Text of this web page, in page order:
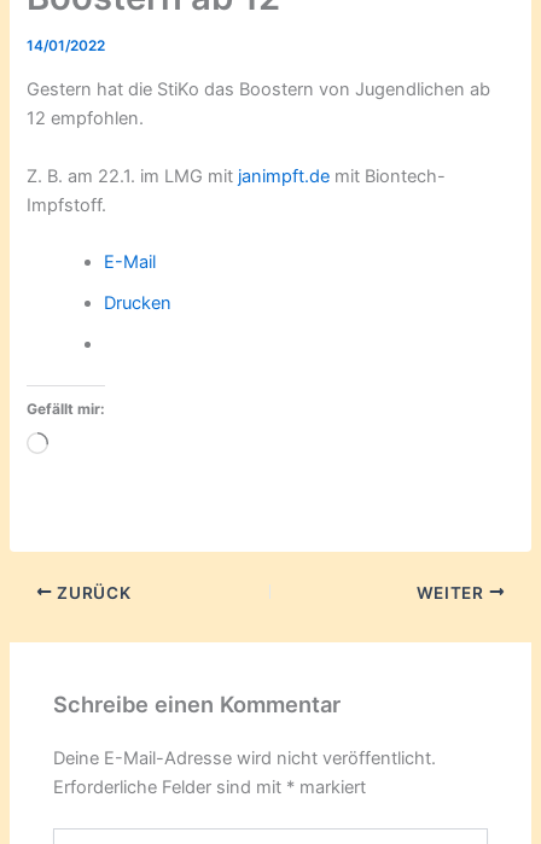
14/01/2022
Gestern hat die StiKo das Boostern von Jugendlichen ab
12 empfohlen.
Z. B. am 22.1. im LMG mit janimpft.de mit Biontech-
Impfstoff.
E-Mail
Drucken
Gefällt mir:
Wird
ZURÜCK WEITER
Schreibe einen Kommentar
Deine E-Mail-Adresse wird nicht veröffentlicht.
Erforderliche Felder sind mit * markiert